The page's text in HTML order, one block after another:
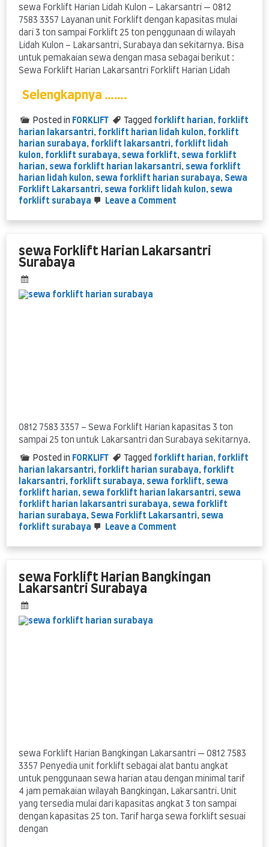
sewa Forklift Harian Lidah Kulon – Lakarsantri — 0812
7583 3357 Layanan unit Forklift dengan kapasitas mulai
dari 3 ton sampai Forklift 25 ton penggunaan di wilayah
Lidah Kulon – Lakarsantri, Surabaya dan sekitarnya. Bisa
untuk pemakaian sewa dengan masa sebagai berikut :
Sewa Forklift Harian Lakarsantri Forklift Harian Lidah
Selengkapnya …….
Posted in FORKLIFT Tagged forklift harian, forklift
harian lakarsantri, forklift harian lidah kulon, forklift
harian surabaya, forklift lakarsantri, forklift lidah
kulon, forklift surabaya, sewa forklift, sewa forklift
harian, sewa forklift harian lakarsantri, sewa forklift
harian lidah kulon, sewa forklift harian surabaya, Sewa
Forklift Lakarsantri, sewa forklift lidah kulon, sewa
forklift surabaya
Leave a Commenton
Lidah
Kulon
sewa Forklift Harian Lakarsantri
Surabaya
0812 7583 3357 – Sewa Forklift Harian kapasitas 3 ton
sampai 25 ton untuk Lakarsantri dan Surabaya sekitarnya.
Posted in FORKLIFT Tagged forklift harian, forklift
harian lakarsantri, forklift harian surabaya, forklift
lakarsantri, forklift surabaya, sewa forklift, sewa
forklift harian, sewa forklift harian lakarsantri, sewa
forklift harian lakarsantri surabaya, sewa forklift
harian surabaya, Sewa Forklift Lakarsantri, sewa
forklift surabaya
Leave a Commenton
Lakarsantri
Surabaya
sewa Forklift Harian Bangkingan
Lakarsantri Surabaya
sewa Forklift Harian Bangkingan Lakarsantri — 0812 7583
3357 Penyedia unit forklift sebagai alat bantu angkat
untuk penggunaan sewa harian atau dengan minimal tarif
4 jam pemakaian wilayah Bangkingan, Lakarsantri. Unit
yang tersedia mulai dari kapasitas angkat 3 ton sampai
dengan kapasitas 25 ton. Tarif harga sewa forklift sesuai
dengan